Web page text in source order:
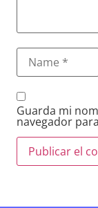
Guarda mi
navegador